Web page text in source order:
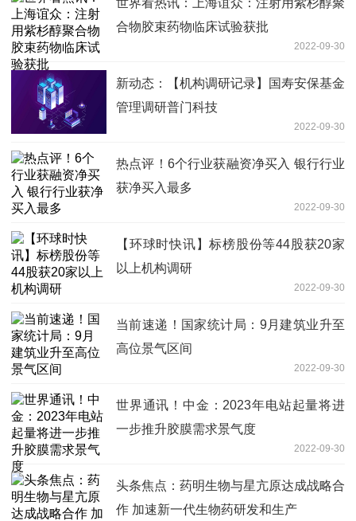
合物胶束药物临床试验获批
2022-09-30
新动态：【机构调研记录】国寿安保基金
管理调研普门科技
2022-09-30
热点评！6个行业获融资净买入 银行行业
获净买入最多
2022-09-30
【环球时快讯】标榜股份等44股获20家
以上机构调研
2022-09-30
当前速递！国家统计局：9月建筑业升至
高位景气区间
2022-09-30
世界通讯！中金：2023年电站起量将进
一步推升胶膜需求景气度
2022-09-30
头条焦点：药明生物与星亢原达成战略合
作 加速新一代生物药研发和生产